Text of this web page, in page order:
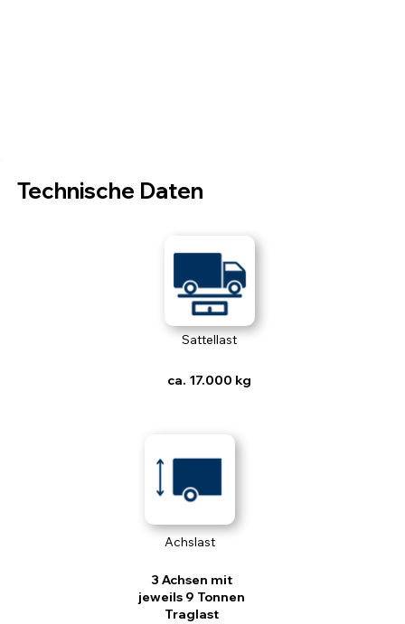
Technische Daten
Sattellast
ca. 17.000 kg
Achslast
3 Achsen mit
jeweils 9 Tonnen
Traglast